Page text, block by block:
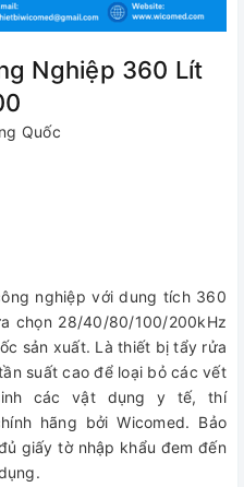
Nghiệp 360 Lít
Quốc
nghiệp với dung tích 360
chọn 28/40/80/100/200kHz
sản xuất. Là thiết bị tẩy rửa
suất cao để loại bỏ các vết
các vật dụng y tế, thí
hãng bởi Wicomed. Bảo
giấy tờ nhập khẩu đem đến